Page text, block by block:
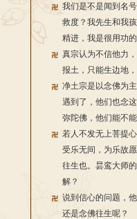
我们是不是闻到名
救度？我先生和我
精进，我是很用功的
真宗认为不信他力
报土，只能生边地
净土宗是以念佛为
遇到了，他们也念
弥陀佛，他们能不
若人不发无上菩提
受乐无间，为乐故
往生也。昙鸾大师
解？
说到信心的问题，
还是念佛往生呢？